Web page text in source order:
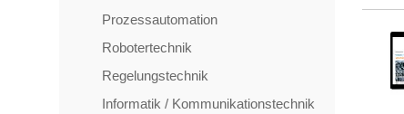
Prozessautomation
Robotertechnik
Regelungstechnik
Informatik / Kommunikationstechnik